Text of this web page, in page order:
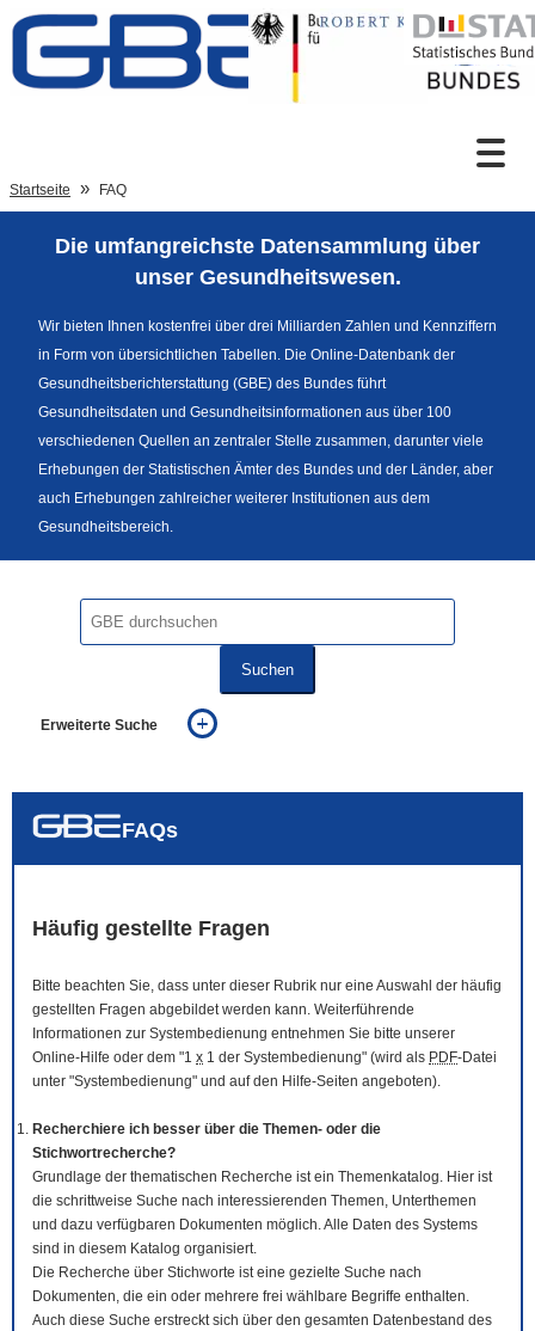
Zum Inhalt
Sprachumschaltung
Fußzeile
Startseite FAQ
Die umfangreichste Datensammlung über
unser Gesundheitswesen.
Wir bieten Ihnen kostenfrei über drei Milliarden Zahlen und Kennziffern
in Form von übersichtlichen Tabellen. Die Online-Datenbank der
Gesundheitsberichterstattung (GBE) des Bundes führt
Gesundheitsdaten und Gesundheitsinformationen aus über 100
verschiedenen Quellen an zentraler Stelle zusammen, darunter viele
Erhebungen der Statistischen Ämter des Bundes und der Länder, aber
auch Erhebungen zahlreicher weiterer Institutionen aus dem
Gesundheitsbereich.
Suchen
Erweiterte Suche
auch in allen Texten suchen (Volltextsuche)
FAQs
Häufig gestellte Fragen
Bitte beachten Sie, dass unter dieser Rubrik nur eine Auswahl der häufig
gestellten Fragen abgebildet werden kann. Weiterführende
Informationen zur Systembedienung entnehmen Sie bitte unserer
Online-Hilfe oder dem "1 x 1 der Systembedienung" (wird als PDF-Datei
unter "Systembedienung" und auf den Hilfe-Seiten angeboten).
Recherchiere ich besser über die Themen- oder die
Stichwortrecherche?
Grundlage der thematischen Recherche ist ein Themenkatalog. Hier ist
die schrittweise Suche nach interessierenden Themen, Unterthemen
und dazu verfügbaren Dokumenten möglich. Alle Daten des Systems
sind in diesem Katalog organisiert.
Die Recherche über Stichworte ist eine gezielte Suche nach
Dokumenten, die ein oder mehrere frei wählbare Begriffe enthalten.
Auch diese Suche erstreckt sich über den gesamten Datenbestand des